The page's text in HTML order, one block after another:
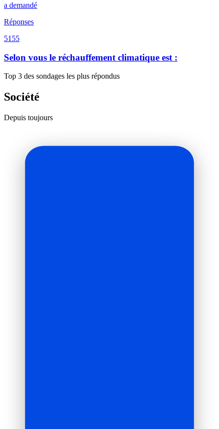
a demandé
Réponses
5155
Selon vous le réchauffement climatique est :
Top 3 des sondages les plus répondus
Société
Depuis toujours